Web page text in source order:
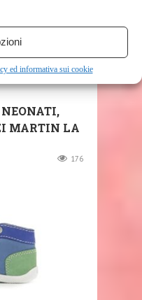
ed informativa sui cookie
MARTIN LA
176